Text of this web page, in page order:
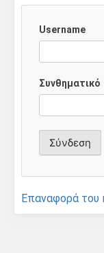
Username
Συνθηματικό
Επαναφορά του